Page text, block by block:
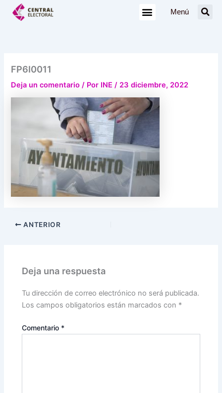
Menú
FP6I0011
Deja un comentario / Por INE/ 23 diciembre, 2022
ANTERIOR
Deja una respuesta
Tu dirección de correo electrónico no será publicada.
Los campos obligatorios están marcados con *
Comentario *